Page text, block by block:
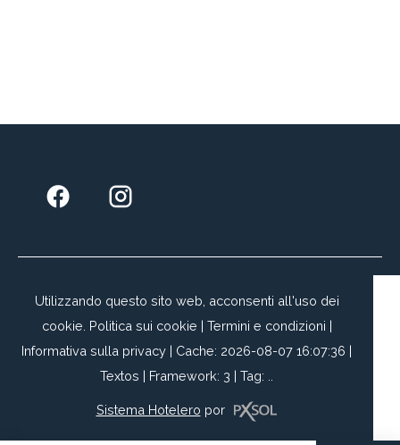
Utilizzando questo sito web, acconsenti all'uso dei
cookie. Politica sui cookie | Termini e condizioni |
Informativa sulla privacy | Cache: 2026-08-07 16:07:36 |
Textos | Framework: 3 | Tag:
Sistema Hotelero por